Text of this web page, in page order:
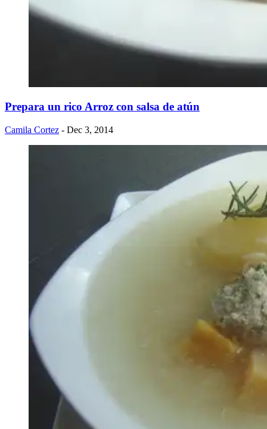
Prepara un rico Arroz con salsa de atún
Camila Cortez - Dec 3, 2014